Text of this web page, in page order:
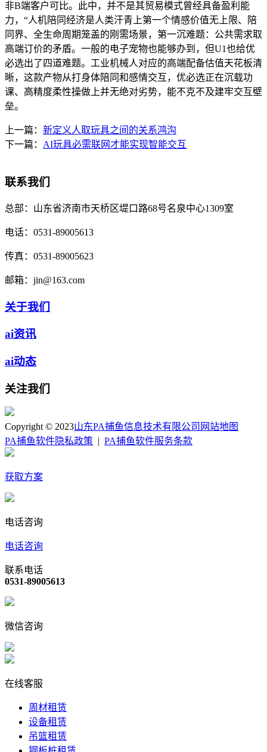
非B端客户可比。此中，并不是其贸易模式曾经具备盈利能
力，“人机陪同经济是人类汗青上第一个情感价值无上限、陪
同界、全生命周期笼盖的刚需场景，第一沉难题：公共需求取
高端订价的矛盾。一般的电子宠物也能够办到，但U1也给优
必选出了四道难题。工业机械人对应的高端配备估值天花板清
晰，这款产物从打身体陪同和感情交互，优必选正在沉载功
课、高精度柔性操做上并无绝对劣势，能不克不及建牢交互壁
垒。
上一篇： 新定义人取玩具之间的关系鸿沟
下一篇： AI玩具必需联网才能实现智能交互
联系我们
总部： 山东省济南市天桥区堤口路68号名泉中心1309室
电话： 0531-89005613
传真： 0531-89005623
邮箱： jin@163.com
关于我们
ai资讯
ai动态
关注我们
Copyright © 2023山东PA捕鱼信息技术有限公司 网站地图
PA捕鱼软件隐私政策
PA捕鱼软件服务条款
获取方案
电话咨询
电话咨询
联系电话
0531-89005613
微信咨询
在线客服
周材租赁
设备租赁
吊篮租赁